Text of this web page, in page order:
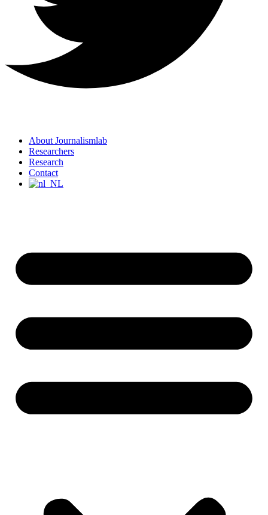
About Journalismlab
Researchers
Research
Contact